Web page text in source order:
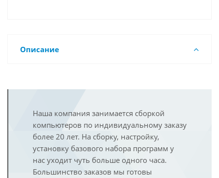
Описание
Наша компания занимается сборкой
компьютеров по индивидуальному заказу
более 20 лет. На сборку, настройку,
установку базового набора программ у
нас уходит чуть больше одного часа.
Большинство заказов мы готовы